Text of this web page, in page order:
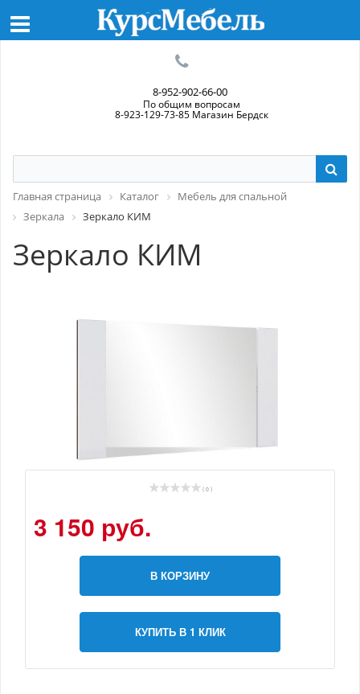
8-952-902-66-00
По общим вопросам
8-923-129-73-85 Магазин Бердск
Главная страница Каталог
Мебель для спальной
Зеркала
Зеркало КИМ
Зеркало КИМ
( 0 )
3 150 руб.
В КОРЗИНУ
КУПИТЬ В 1 КЛИК